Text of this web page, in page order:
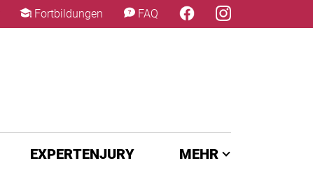
Fortbildungen FAQ
EXPERTENJURY MEHR
×